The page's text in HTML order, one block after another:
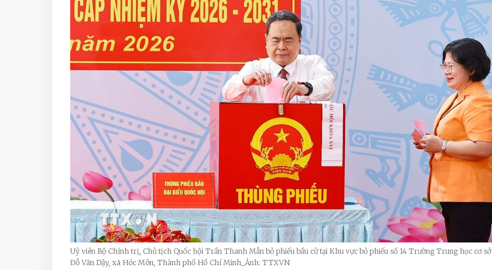
Uỷ viên Bộ Chính trị, Chủ tịch Quốc hội Trần Thanh Mẫn bỏ phiếu bầu cử tại Khu vực bỏ phiếu số 14 Trường Trung học cơ sở
Đỗ Văn Dậy, xã Hóc Môn, Thành phố Hồ Chí Minh_Ảnh: TTXVN